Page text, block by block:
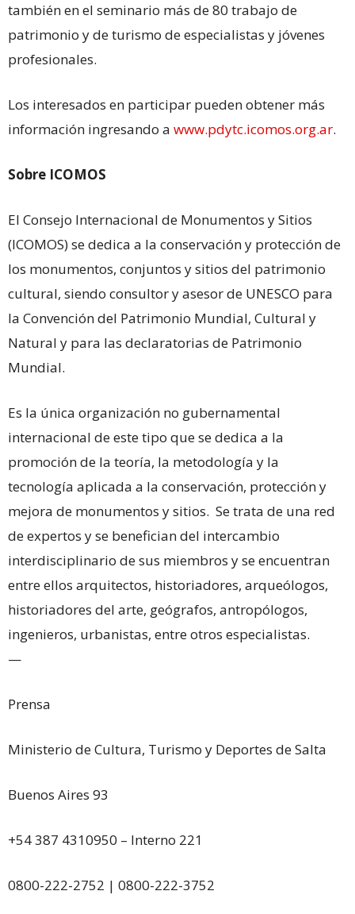
también en el seminario más de 80 trabajo de
patrimonio y de turismo de especialistas y jóvenes
profesionales.
Los interesados en participar pueden obtener más
información ingresando a www.pdytc.icomos.org.ar.
Sobre ICOMOS
El Consejo Internacional de Monumentos y Sitios
(ICOMOS) se dedica a la conservación y protección de
los monumentos, conjuntos y sitios del patrimonio
cultural, siendo consultor y asesor de UNESCO para
la Convención del Patrimonio Mundial, Cultural y
Natural y para las declaratorias de Patrimonio
Mundial.
Es la única organización no gubernamental
internacional de este tipo que se dedica a la
promoción de la teoría, la metodología y la
tecnología aplicada a la conservación, protección y
mejora de monumentos y sitios. Se trata de una red
de expertos y se benefician del intercambio
interdisciplinario de sus miembros y se encuentran
entre ellos arquitectos, historiadores, arqueólogos,
historiadores del arte, geógrafos, antropólogos,
ingenieros, urbanistas, entre otros especialistas.
—
Prensa
Ministerio de Cultura, Turismo y Deportes de Salta
Buenos Aires 93
+54 387 4310950 – Interno 221
0800-222-2752 | 0800-222-3752